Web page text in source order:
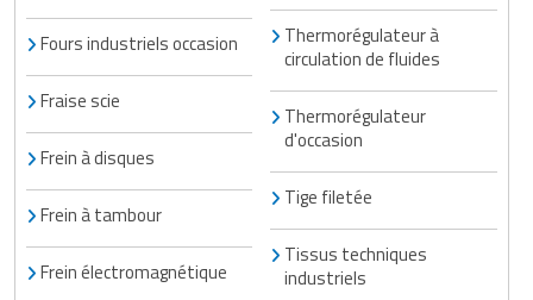
Fours industriels occasion
Fraise scie
Frein à disques
Frein à tambour
Frein électromagnétique
Thermorégulateur à
circulation de fluides
Thermorégulateur
d'occasion
Tige filetée
Tissus techniques
industriels